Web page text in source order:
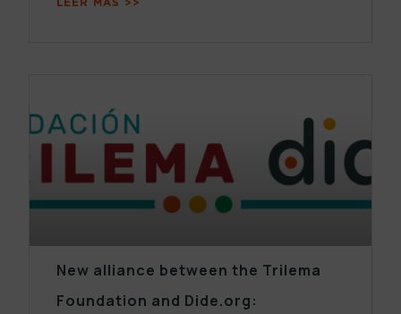
LEER MÁS >>
New alliance between the Trilema
Foundation and Dide.org: